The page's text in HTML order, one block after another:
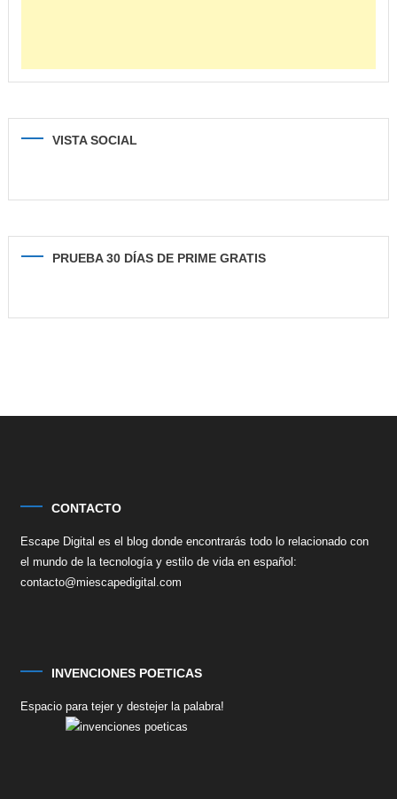
VISTA SOCIAL
PRUEBA 30 DÍAS DE PRIME GRATIS
CONTACTO
Escape Digital es el blog donde encontrarás todo lo relacionado con
el mundo de la tecnología y estilo de vida en español:
contacto@miescapedigital.com
INVENCIONES POETICAS
Espacio para tejer y destejer la palabra!